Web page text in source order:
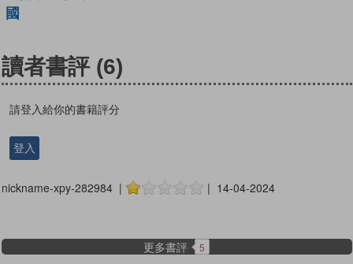
國
讀者書評 (6)
請登入給你的書籍評分
登入
nickname-xpy-282984 | | 14-04-2024
更多書評 5